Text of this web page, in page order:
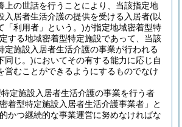
上の世話を行うことにより、当該指定地
入居者生活介護の提供を受ける入居者(以
「利用者」という。)が指定地域密着型特
する地域密着型特定施設であって、当該
定施設入居者生活介護の事業が行われる
同じ。)においてその有する能力に応じ自
営むことができるようにするものでなけ
定施設入居者生活介護の事業を行う者
着型特定施設入居者生活介護事業者」と
かつ継続的な事業運営に努めなければな